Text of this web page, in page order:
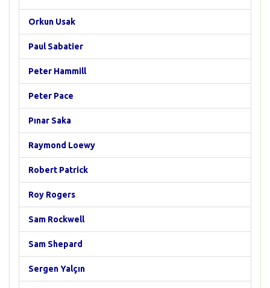
Orkun Usak
Paul Sabatier
Peter Hammill
Peter Pace
Pınar Saka
Raymond Loewy
Robert Patrick
Roy Rogers
Sam Rockwell
Sam Shepard
Sergen Yalçın